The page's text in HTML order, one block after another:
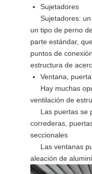
Sujetadores
Sujetadores: un
un tipo de perno
parte estándar,
puntos de
estructura de
Ventana,
Hay muchas
ventilación de
Las puertas se
correderas,
seccionales
Las ventanas
aleación de